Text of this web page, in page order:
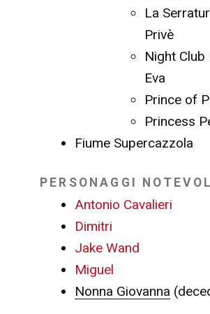
La
Privè
Night Club
Eva
Prince of
Princess
Fiume Supercazzola
PERSONAGGI
Antonio Cavalieri
Dimitri
Jake Wand
Miguel
Nonna Giovanna